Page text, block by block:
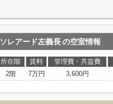
ソレアード左義長の空室情報
所在階 賃料 管理費・共益費
2階
7万円 3,600円